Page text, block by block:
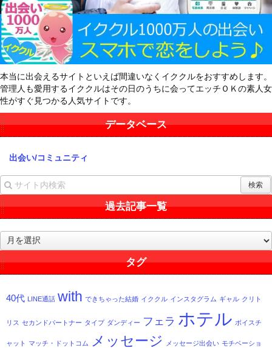
本当に出会えるサイトといえば間違いなくイククルをおすすめします。
管理人も愛用するイククルはその日のうちに会ってエッチＯＫの素人女
性がすぐ見つかる人気サイトです。
データベース
出会い/コミュニティ
過去記事一覧
去
記
事
覧
タグ
40代 LINE通話 with できちゃった結婚 イククル インスタグラム ギャル クリト
リス セカンドパートナー タイプ ダンディー フェラ ホテル ボイスチ
ャット マッチ・ドットコム メッセージ メッセージ出会い モチベーショ